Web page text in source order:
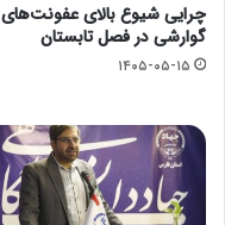
چرایی شیوع بالای عفونت‌های
گوارشی در فصل تابستان
۱۴۰۵-۰۵-۱۵